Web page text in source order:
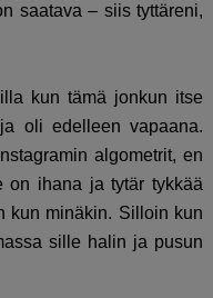
saatava – siis tyttäreni,
kun tämä jonkun itse
oli edelleen vapaana.
algometrit, en
on ihana ja tytär tykkää
kun minäkin. Silloin kun
sille halin ja pusun